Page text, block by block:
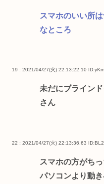
スマホのいい所
なところ
19 : 2021/04/27(火) 22:13:22.10
未だにブライン
さん
22 : 2021/04/27(火) 22:13:36.63
スマホの方がち
パソコンより動